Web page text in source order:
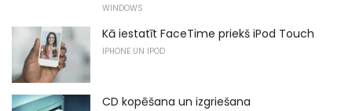
WINDOWS
Kā iestatīt FaceTime priekš iPod Touch
IPHONE UN IPOD
CD kopēšana un izgriešana